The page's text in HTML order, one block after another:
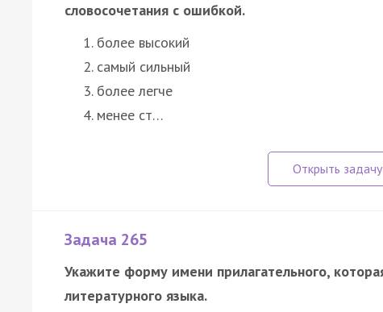
словосочетания с ошибкой.
более высокий
самый сильный
более легче
менее ст…
Задача 265
Укажите форму имени прилагательного,
литературного языка.